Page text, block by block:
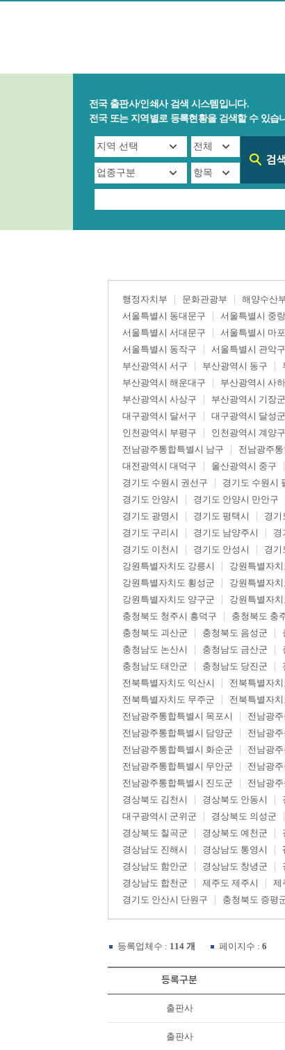
전국 출판사/인쇄사 검색 시스템입니다.
전국 또는 지역별로 등록현황을 검색할 수 있습
행정자치부 문화관광부 해양수산
서울특별시 동대문구
서울특별시 중
서울특별시 서대문구
서울특별시 마
서울특별시 동작구
서울특별시 관악구
부산광역시 서구
부산광역시 동구
부산광역시 해운대구
부산광역시 사
부산광역시 사상구
부산광역시 기장군
대구광역시 달서구
대구광역시 달성군
인천광역시 부평구
인천광역시 계양구
전남광주통합특별시 남구
전남광주
대전광역시 대덕구
울산광역시 중구
경기도 수원시 권선구
경기도 수원시
경기도 안양시
경기도 안양시 만안구
경기도 광명시
경기도 평택시 경기
경기도 구리시
경기도 남양주시 경
경기도 이천시
경기도 안성시 경기
강원특별자치도 강릉시
강원특별자
강원특별자치도 횡성군
강원특별자
강원특별자치도 양구군
강원특별자
충청북도 청주시 흥덕구
충청북도 충
충청북도 괴산군
충청북도 음성군
충청남도 논산시
충청남도 금산군
충청남도 태안군
충청남도 당진군
전북특별자치도 익산시
전북특별자
전북특별자치도 무주군
전북특별자
전남광주통합특별시 목포시
전남광
전남광주통합특별시 담양군
전남광
전남광주통합특별시 화순군
전남광
전남광주통합특별시 무안군
전남광
전남광주통합특별시 진도군
전남광
경상북도 김천시
경상북도 안동시
대구광역시 군위군
경상북도 의성군
경상북도 칠곡군
경상북도 예천군
경상남도 진해시
경상남도 통영시
경상남도 함안군
경상남도 창녕군
경상남도 합천군
제주도 제주시 제
경기도 안산시 단원구
충청북도 증평
등록업체수 : 114 개 페이지수 : 6
등록구분
출판사
출판사